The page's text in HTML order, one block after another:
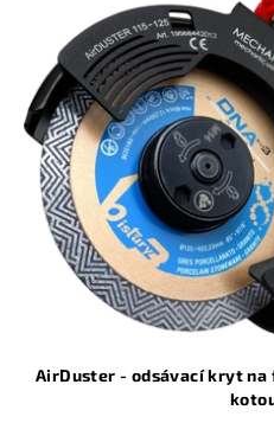
AirDuster - odsávací kryt na